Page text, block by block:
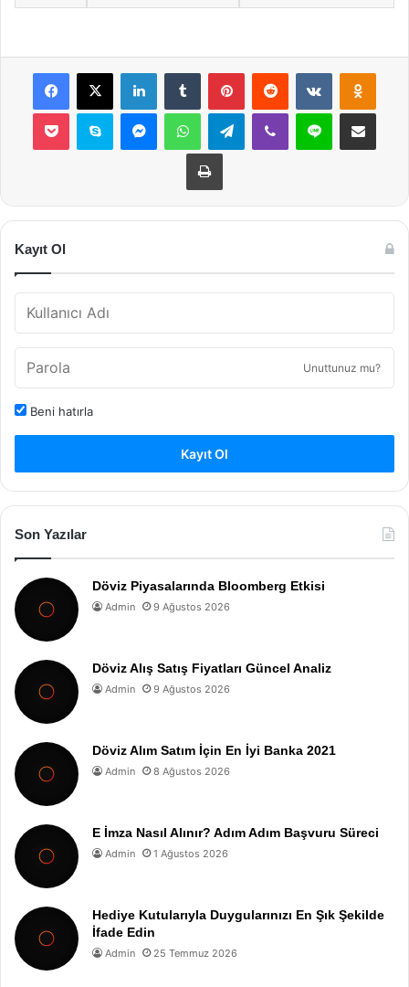
Facebook
X LinkedInTumblr PinterestReddit VKontakte
Pocket Skype MessengerWhatsAppTelegramViber Line E-Posta ile
Yazdır
Kayıt Ol
Unuttunuz mu?
Beni hatırla
Kayıt Ol
Son Yazılar
Döviz Piyasalarında Bloomberg Etkisi
Admin 9 Ağustos 2026
Döviz Alış Satış Fiyatları Güncel Analiz
Admin 9 Ağustos 2026
Döviz Alım Satım İçin En İyi Banka 2021
Admin 8 Ağustos 2026
E İmza Nasıl Alınır? Adım Adım Başvuru Süreci
Admin 1 Ağustos 2026
Hediye Kutularıyla Duygularınızı En Şık Şekilde
İfade Edin
Admin 25 Temmuz 2026